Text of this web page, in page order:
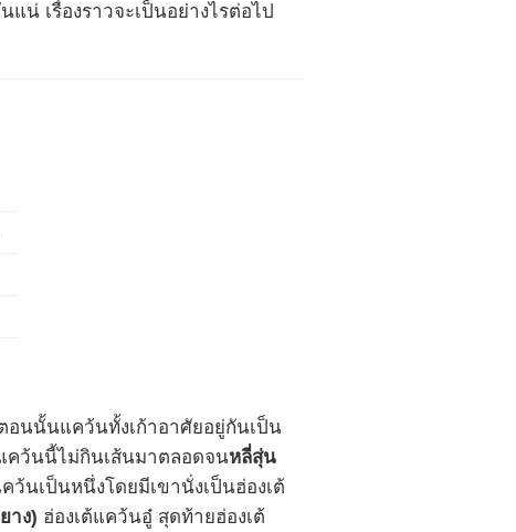
น่ เรื่องราวจะเป็นอย่างไรต่อไป
อนนั้นแคว้นทั้งเก้าอาศัยอยู่กันเป็น
คว้นนี้ไม่กินเส้นมาตลอดจนหลี่สุ่น
นเป็นหนึ่งโดยมีเขานั่งเป็นฮ่องเต้
าง) ฮ่องเต้แคว้นอู๋ สุดท้ายฮ่องเต้